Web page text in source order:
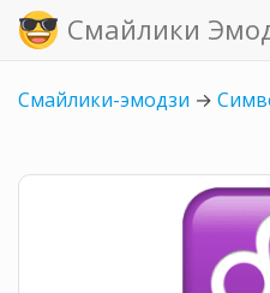
Смайлики
Смайлики-эмодзи →